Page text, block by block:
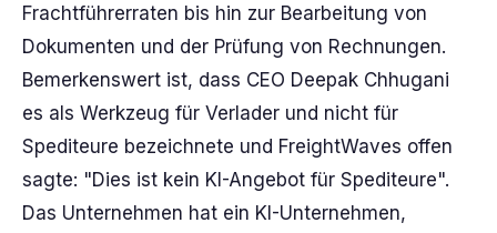
Frachtführerraten bis hin zur Bearbeitung von
Dokumenten und der Prüfung von Rechnungen.
Bemerkenswert ist, dass CEO Deepak Chhugani
es als Werkzeug für Verlader und nicht für
Spediteure bezeichnete und FreightWaves offen
sagte: "Dies ist kein KI-Angebot für Spediteure".
Das Unternehmen hat ein KI-Unternehmen,